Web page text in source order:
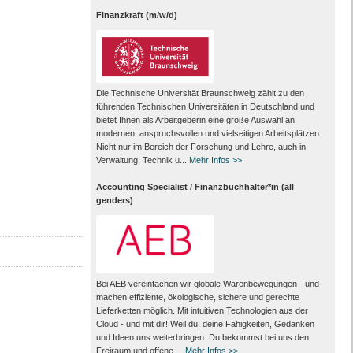
Finanzkraft (m/w/d)
Die Technische Universität Braunschweig zählt zu den
führenden Technischen Universitäten in Deutschland und
bietet Ihnen als Arbeit­geberin eine große Auswahl an
modernen, anspruchsvollen und vielseitigen Arbeits­plätzen.
Nicht nur im Bereich der Forschung und Lehre, auch in
Verwaltung, Technik u...
Mehr Infos >>
Accounting Specialist / Finanzbuchhalter*in (all
genders)
Bei AEB vereinfachen wir globale Warenbewegungen - und
machen effiziente, ökologische, sichere und gerechte
Lieferketten möglich. Mit intuitiven Technologien aus der
Cloud - und mit dir! Weil du, deine Fähigkeiten, Gedanken
und Ideen uns weiterbringen. Du bekommst bei uns den
Freiraum und offene ...
Mehr Infos >>